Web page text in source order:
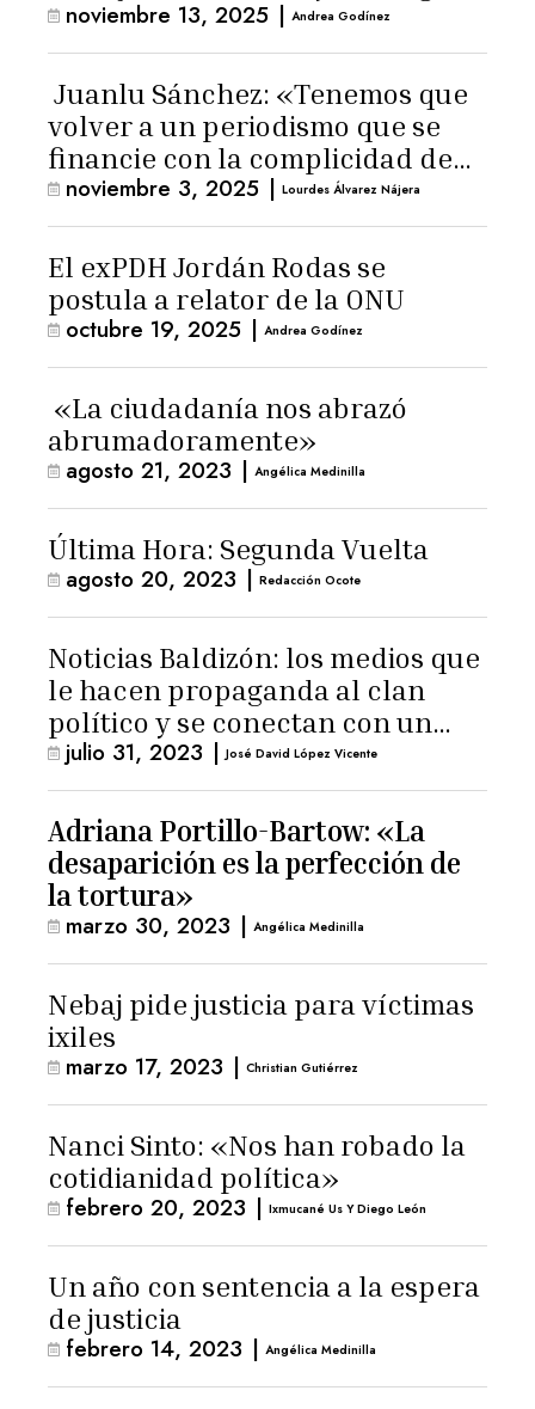
noviembre 13, 2025 | Andrea Godínez
Juanlu Sánchez: «Tenemos que
volver a un periodismo que se
financie con la complicidad de
los lectores»
noviembre 3, 2025 | Lourdes Álvarez Nájera
El exPDH Jordán Rodas se
postula a relator de la ONU
octubre 19, 2025 | Andrea Godínez
«La ciudadanía nos abrazó
abrumadoramente»
agosto 21, 2023 | Angélica Medinilla
Última Hora: Segunda Vuelta
agosto 20, 2023 | Redacción Ocote
Noticias Baldizón: los medios que
le hacen propaganda al clan
político y se conectan con un
hombre de confianza de
Giammattei
julio 31, 2023 | José David López Vicente
Adriana Portillo-Bartow: «La
desaparición es la perfección de
la tortura»
marzo 30, 2023 | Angélica Medinilla
Nebaj pide justicia para víctimas
ixiles
marzo 17, 2023 | Christian Gutiérrez
Nanci Sinto: «Nos han robado la
cotidianidad política»
febrero 20, 2023 | Ixmucané Us Y Diego León
Un año con sentencia a la espera
de justicia
febrero 14, 2023 | Angélica Medinilla